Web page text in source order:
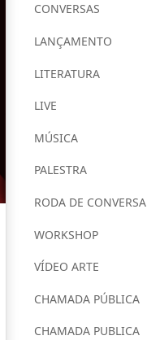
CONVERSAS
LANÇAMENTO
LITERATURA
LIVE
MÚSICA
PALESTRA
RODA DE CONVERSA
WORKSHOP
VÍDEO ARTE
CHAMADA PÚBLICA
CHAMADA PUBLICA